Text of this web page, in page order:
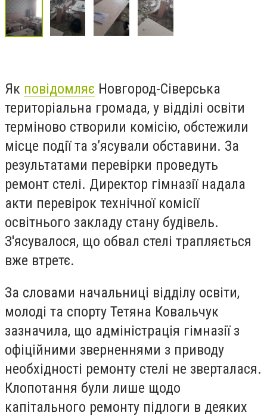
Як повідомляє Новгород-Сіверська
територіальна громада, у відділі освіти
терміново створили комісію, обстежили
місце події та з’ясували обставини. За
результатами перевірки проведуть
ремонт стелі. Директор гімназії надала
акти перевірок технічної комісії
освітнього закладу стану будівель.
З'ясувалося, що обвал стелі трапляється
вже втретє.
За словами начальниці відділу освіти,
молоді та спорту Тетяна Ковальчук
зазначила, що адміністрація гімназії з
офіційними зверненнями з приводу
необхідності ремонту стелі не зверталася.
Клопотання були лише щодо
капітального ремонту підлоги в деяких